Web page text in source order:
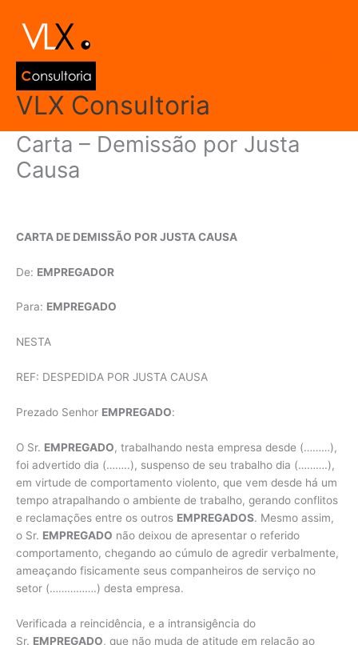
para
conteúdo
VLX Consultoria
Carta – Demissão por Justa
Causa
CARTA DE DEMISSÃO POR JUSTA CAUSA
De: EMPREGADOR
Para: EMPREGADO
NESTA
REF: DESPEDIDA POR JUSTA CAUSA
Prezado Senhor EMPREGADO:
O Sr. EMPREGADO, trabalhando nesta empresa desde (………),
foi advertido dia (……..), suspenso de seu trabalho dia (……….),
em virtude de comportamento violento, que vem desde há um
tempo atrapalhando o ambiente de trabalho, gerando conflitos
e reclamações entre os outros EMPREGADOS. Mesmo assim,
o Sr. EMPREGADO não deixou de apresentar o referido
comportamento, chegando ao cúmulo de agredir verbalmente,
ameaçando fisicamente seus companheiros de serviço no
setor (…………….) desta empresa.
Verificada a reincidência, e a intransigência do
Sr. EMPREGADO, que não muda de atitude em relação ao